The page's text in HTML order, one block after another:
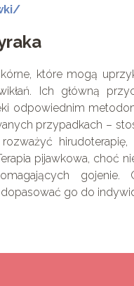
które mogą
Ich główną
odpowiednim
przypadkach –
pijawkowa, choć
go do